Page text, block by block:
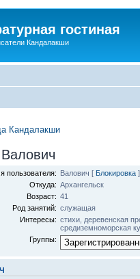
гостиная
Кандалакши
Кандалакши
пользователя: Валович [ Блокировка]
Откуда: Архангельск
Возраст: 41
Род занятий: служащая
Интересы: стихи, деревенская
средиземноморская
Группы: